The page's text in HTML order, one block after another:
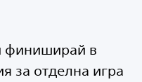
финиширай в
за отделна игра